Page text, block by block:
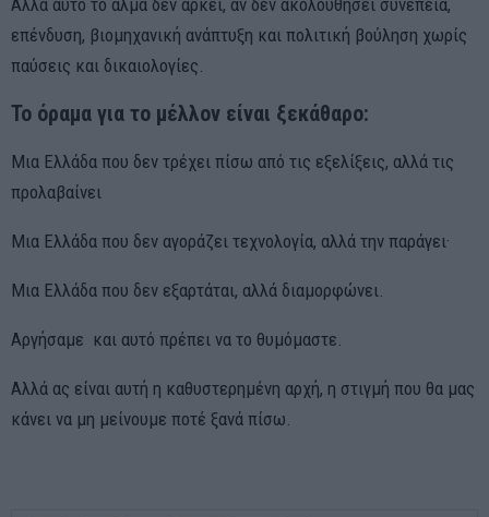
επένδυση, βιομηχανική ανάπτυξη και πολιτική βούληση χωρίς
παύσεις και δικαιολογίες.
Το όραμα για το μέλλον είναι ξεκάθαρο:
Μια Ελλάδα που δεν τρέχει πίσω από τις εξελίξεις, αλλά τις
προλαβαίνει
Μια Ελλάδα που δεν αγοράζει τεχνολογία, αλλά την παράγει·
Μια Ελλάδα που δεν εξαρτάται, αλλά διαμορφώνει.
Αργήσαμε και αυτό πρέπει να το θυμόμαστε.
Αλλά ας είναι αυτή η καθυστερημένη αρχή, η στιγμή που θα μας
κάνει να μη μείνουμε ποτέ ξανά πίσω.